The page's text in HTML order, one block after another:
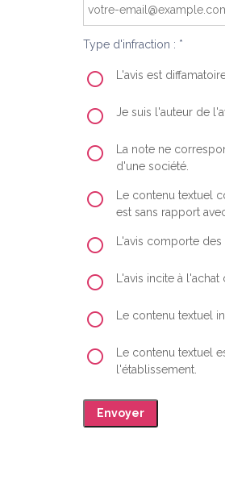
Type d'infraction : *
L'avis est
Je suis l'auteur de
La note ne
d'une société.
Le contenu textuel
est sans rapport
L'avis comporte
L'avis incite à
Le contenu textuel
Le contenu textuel
l'établissement.
Envoyer